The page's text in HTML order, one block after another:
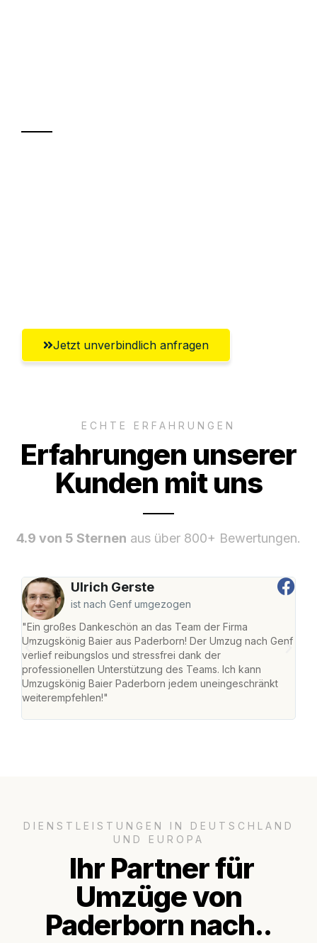
Jetzt unverbindlich anfragen
ECHTE ERFAHRUNGEN
Erfahrungen unserer
Kunden mit uns
4.9 von 5 Sternen aus über 800+ Bewertungen.
Ulrich Gerste
ist nach Genf umgezogen
"Ein großes Dankeschön an das Team der Firma
Umzugskönig Baier aus Paderborn! Der Umzug nach Genf
verlief reibungslos und stressfrei dank der
professionellen Unterstützung des Teams. Ich kann
Umzugskönig Baier Paderborn jedem uneingeschränkt
weiterempfehlen!"
DIENSTLEISTUNGEN IN DEUTSCHLAND
UND EUROPA
Ihr Partner für
Umzüge von
Paderborn nach..